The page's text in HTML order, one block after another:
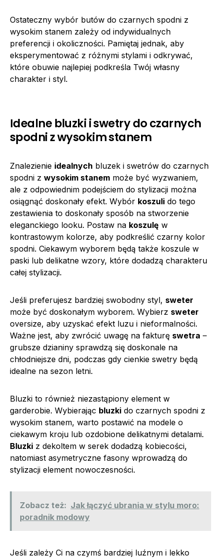
Ostateczny wybór butów do czarnych spodni z
wysokim stanem zależy od indywidualnych
preferencji i okoliczności. Pamiętaj jednak, aby
eksperymentować z różnymi stylami i odkrywać,
które obuwie najlepiej podkreśla Twój własny
charakter i styl.
Idealne bluzki i swetry do czarnych
spodni z wysokim stanem
Znalezienie idealnych bluzek i swetrów do czarnych
spodni z wysokim stanem może być wyzwaniem,
ale z odpowiednim podejściem do stylizacji można
osiągnąć doskonały efekt. Wybór koszuli do tego
zestawienia to doskonały sposób na stworzenie
eleganckiego looku. Postaw na koszulę w
kontrastowym kolorze, aby podkreślić czarny kolor
spodni. Ciekawym wyborem będą także koszule w
paski lub delikatne wzory, które dodadzą charakteru
całej stylizacji.
Jeśli preferujesz bardziej swobodny styl, sweter
może być doskonałym wyborem. Wybierz sweter
oversize, aby uzyskać efekt luzu i nieformalności.
Ważne jest, aby zwrócić uwagę na fakturę swetra –
grubsze dzianiny sprawdzą się doskonale na
chłodniejsze dni, podczas gdy cienkie swetry będą
idealne na sezon letni.
Bluzki to również niezastąpiony element w
garderobie. Wybierając bluzki do czarnych spodni z
wysokim stanem, warto postawić na modele o
ciekawym kroju lub ozdobione delikatnymi detalami.
Bluzki z dekoltem w serek dodadzą kobiecości,
natomiast asymetryczne fasony wprowadzą do
stylizacji element nowoczesności.
Zobacz też: Jak łączyć ubrania w stylu moro:
poradnik modowy
Jeśli zależy Ci na czymś bardziej luźnym i lekko